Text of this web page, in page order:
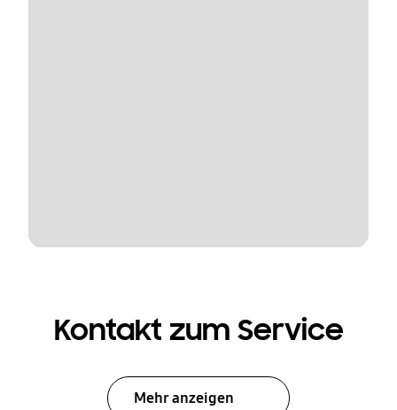
Kontakt zum Service
Mehr anzeigen